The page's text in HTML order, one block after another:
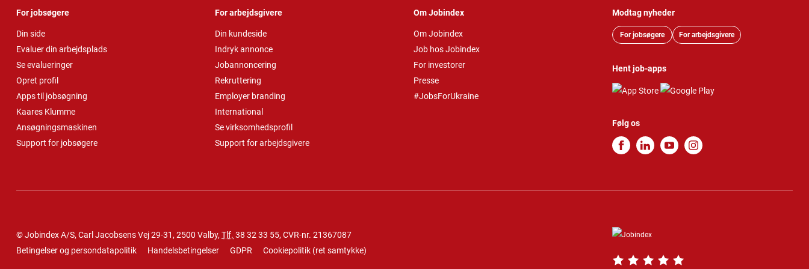
For jobsøgere
Din side
Evaluer din arbejdsplads
Se evalueringer
Opret profil
Apps til jobsøgning
Kaares Klumme
Ansøgningsmaskinen
Support for jobsøgere
For arbejdsgivere
Din kundeside
Indryk annonce
Jobannoncering
Rekruttering
Employer branding
International
Se virksomhedsprofil
Support for arbejdsgivere
Om Jobindex
Om Jobindex
Job hos Jobindex
For investorer
Presse
#JobsForUkraine
Modtag nyheder
For jobsøgere For arbejdsgivere
Hent job-apps
Følg os
© Jobindex A/S, Carl Jacobsens Vej 29-31, 2500 Valby, Tlf. 38 32 33 55, CVR-nr. 21367087
Betingelser og persondatapolitik
Handelsbetingelser GDPR Cookiepolitik (ret samtykke)